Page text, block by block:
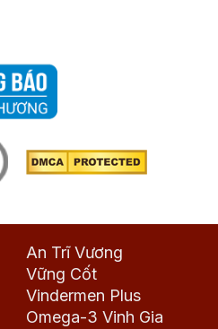
An Trĩ Vương
Vững Cốt
Vindermen Plus
Omega-3 Vinh Gia